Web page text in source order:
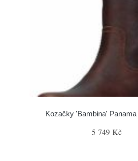
Kozačky 'Bambina'
5 749 Kč